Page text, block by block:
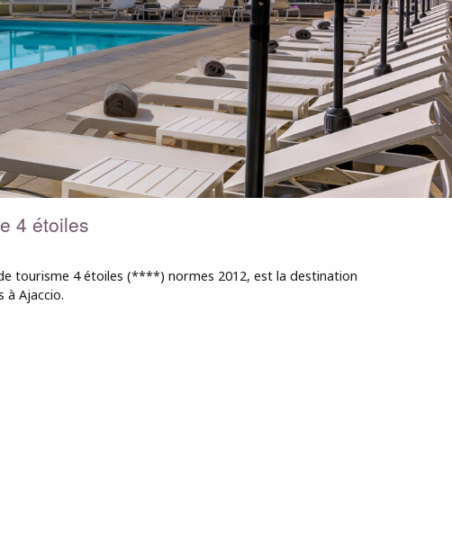
4 étoiles
tourisme 4 étoiles (****) normes 2012, est la destination
à Ajaccio.